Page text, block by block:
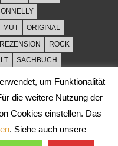
MUT
ORIGINAL
REZENSION
ROCK
SACHBUCH
ULLSTEIN
um Funktionalität
die weitere Nutzung der
Cookies einstellen. Das
. Siehe auch unsere